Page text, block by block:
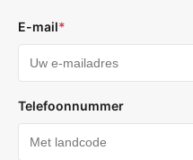
E-mail*
Telefoonnummer